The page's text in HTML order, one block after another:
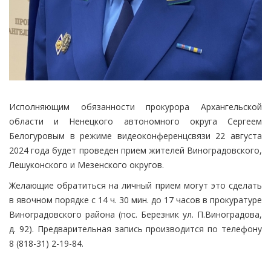
Исполняющим обязанности прокурора Архангельской
области и Ненецкого автономного округа Сергеем
Белогуровым в режиме видеоконференцсвязи 22 августа
2024 года будет проведен прием жителей Виноградовского,
Лешуконского и Мезенского округов.
Желающие обратиться на личный прием могут это сделать
в явочном порядке с 14 ч. 30 мин. до 17 часов в прокуратуре
Виноградовского района (пос. Березник ул. П.Виноградова,
д. 92). Предварительная запись производится по телефону
8 (818-31) 2-19-84.